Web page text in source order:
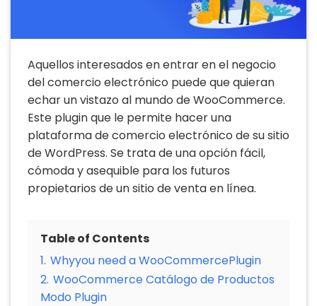
Aquellos interesados en entrar en el negocio
del comercio electrónico puede que quieran
echar un vistazo al mundo de WooCommerce.
Este plugin que le permite hacer una
plataforma de comercio electrónico de su sitio
de WordPress. Se trata de una opción fácil,
cómoda y asequible para los futuros
propietarios de un sitio de venta en línea.
Table of Contents
1. Whyyou need a WooCommercePlugin
2. WooCommerce Catálogo de Productos
Modo Plugin